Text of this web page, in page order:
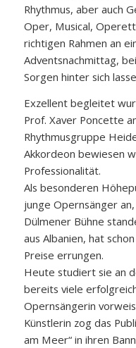
Rhythmus, aber auch
Oper, Musical,
richtigen Rahmen an
Adventsnachmittag,
Sorgen hinter sich
Exzellent begleitet
Prof. Xaver Poncette
Rhythmusgruppe
Akkordeon bewiesen
Professionalität.
Als besonderen
junge Opernsänger
Dülmener Bühne
aus Albanien, hat
Preise errungen.
Heute studiert sie an
bereits viele
Opernsängerin
Künstlerin zog das
am Meer“ in ihren